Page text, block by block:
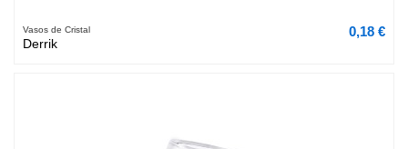
Vasos de Cristal
Derrik
0,18 €